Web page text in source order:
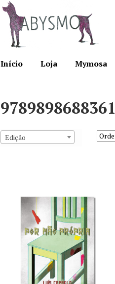
Ir
para
navegação
Saltar
para
conteúdo
Início
Loja Mymosa
9789898688361
Edição